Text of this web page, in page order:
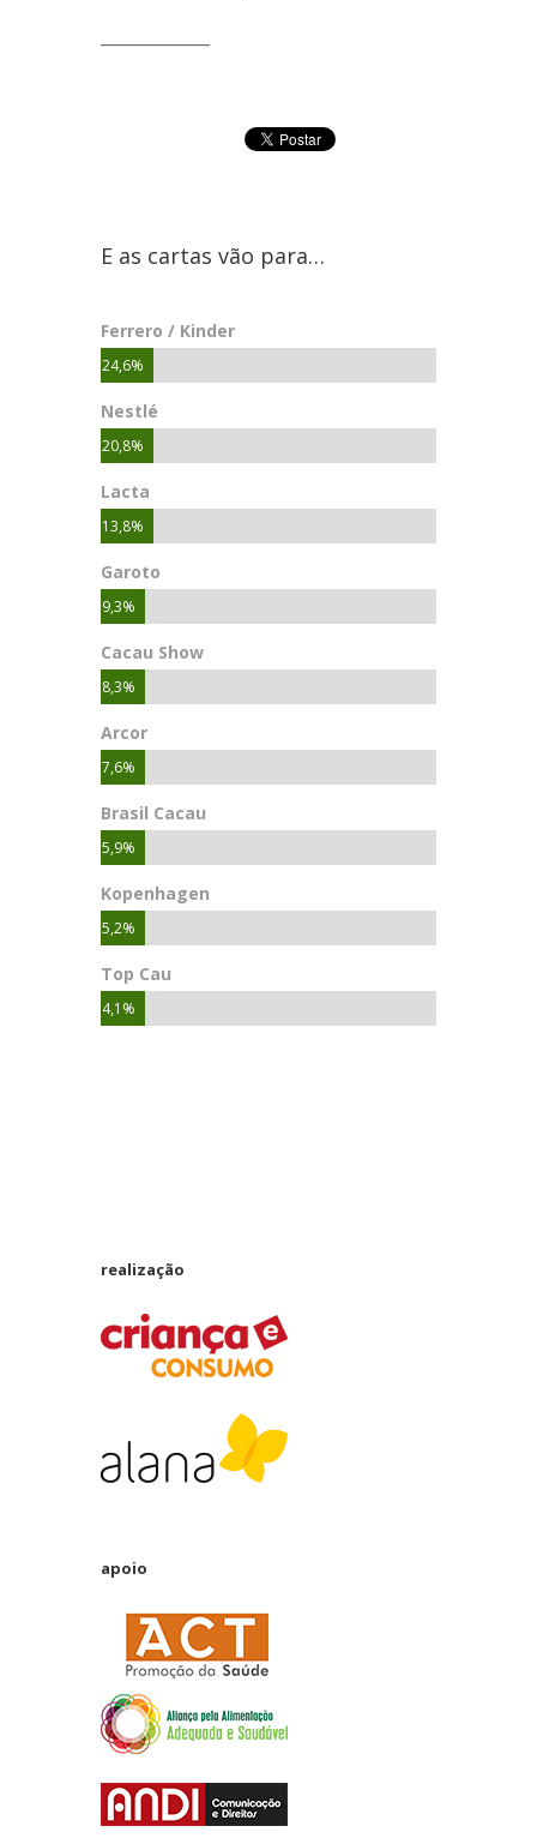
E as cartas vão para…
Ferrero / Kinder
24,6%
Nestlé
20,8%
Lacta
13,8%
Garoto
9,3%
Cacau Show
8,3%
Arcor
7,6%
Brasil Cacau
5,9%
Kopenhagen
5,2%
Top Cau
4,1%
realização
apoio